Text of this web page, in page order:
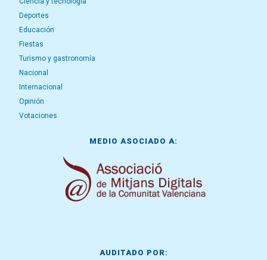
Deportes
Educación
Fiestas
Turismo y gastronomía
Nacional
Internacional
Opinión
Votaciones
MEDIO ASOCIADO A:
AUDITADO POR: